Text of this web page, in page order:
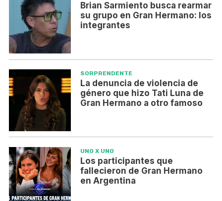
Brian Sarmiento busca rearmar
su grupo en Gran Hermano: los
integrantes
SORPRENDENTE
La denuncia de violencia de
género que hizo Tati Luna de
Gran Hermano a otro famoso
UNO X UNO
Los participantes que
fallecieron de Gran Hermano
en Argentina